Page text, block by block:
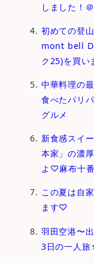
しました！
初めての登
mont bell
ク25)を買い
中華料理の
食べたパリ
グルメ
新食感スイ
本家」の濃
よ♡麻布十
この夏は自
ます♡
羽田空港〜
3日の一人